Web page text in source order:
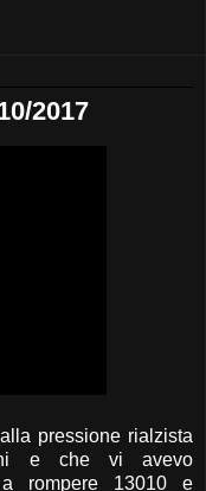
2017
pressione rialzista
e che vi avevo
a rompere 13010 e